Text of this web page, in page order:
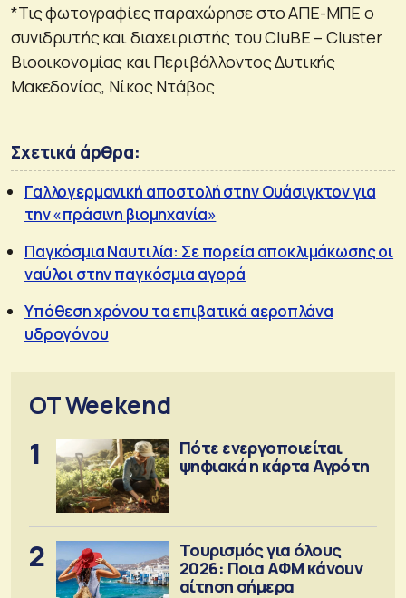
*Τις φωτογραφίες παραχώρησε στο ΑΠΕ-ΜΠΕ ο
συνιδρυτής και διαχειριστής του CluBE – Cluster
Βιοοικονομίας και Περιβάλλοντος Δυτικής
Μακεδονίας, Νίκος Ντάβος
Σχετικά άρθρα:
Γαλλογερμανική αποστολή στην Ουάσιγκτον για
την «πράσινη βιομηχανία»
Παγκόσμια Ναυτιλία: Σε πορεία αποκλιμάκωσης οι
ναύλοι στην παγκόσμια αγορά
Υπόθεση χρόνου τα επιβατικά αεροπλάνα
υδρογόνου
OT Weekend
1
Πότε ενεργοποιείται
ψηφιακά η κάρτα Αγρότη
2
Τουρισμός για όλους
2026: Ποια ΑΦΜ κάνουν
αίτηση σήμερα